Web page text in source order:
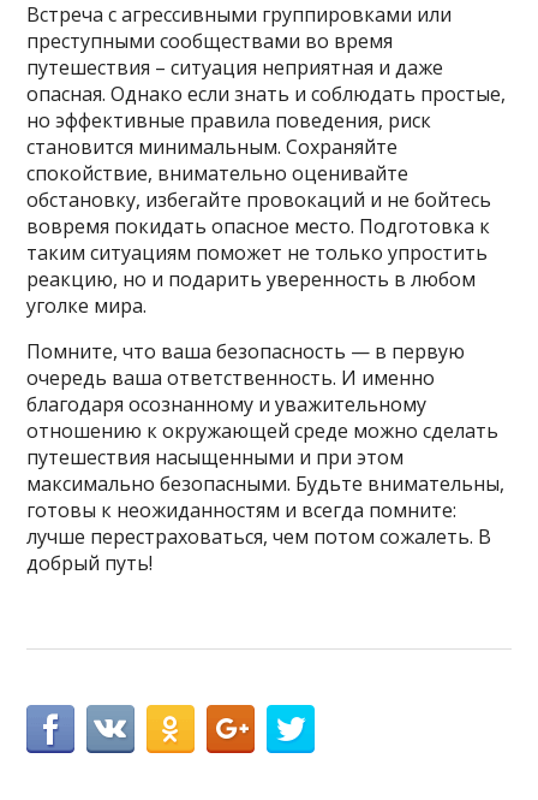
Встреча с агрессивными группировками или
преступными сообществами во время
путешествия – ситуация неприятная и даже
опасная. Однако если знать и соблюдать простые,
но эффективные правила поведения, риск
становится минимальным. Сохраняйте
спокойствие, внимательно оценивайте
обстановку, избегайте провокаций и не бойтесь
вовремя покидать опасное место. Подготовка к
таким ситуациям поможет не только упростить
реакцию, но и подарить уверенность в любом
уголке мира.
Помните, что ваша безопасность — в первую
очередь ваша ответственность. И именно
благодаря осознанному и уважительному
отношению к окружающей среде можно сделать
путешествия насыщенными и при этом
максимально безопасными. Будьте внимательны,
готовы к неожиданностям и всегда помните:
лучше перестраховаться, чем потом сожалеть. В
добрый путь!